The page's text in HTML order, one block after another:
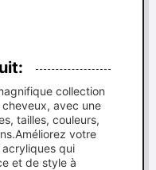
collection
avec une
tailles, couleurs,
votre
qui
et de style à